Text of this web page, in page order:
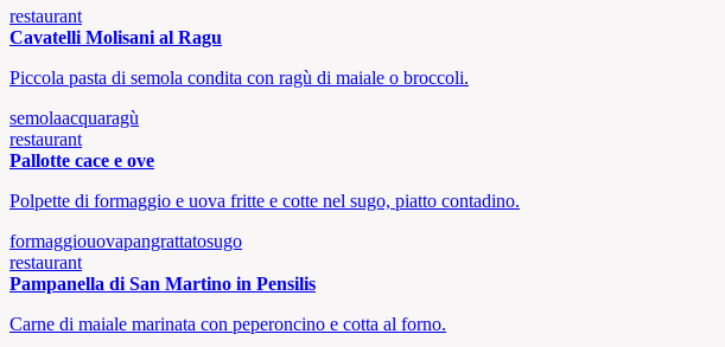
restaurant
Cavatelli Molisani al Ragu
Piccola pasta di semola condita con ragù di maiale o broccoli.
semolaacquaragù
restaurant
Pallotte cace e ove
Polpette di formaggio e uova fritte e cotte nel sugo, piatto contadino.
formaggiouovapangrattatosugo
restaurant
Pampanella di San Martino in Pensilis
Carne di maiale marinata con peperoncino e cotta al forno.